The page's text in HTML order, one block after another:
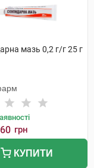
мазь 0,2 г/г 25 г
грн
КУПИТИ